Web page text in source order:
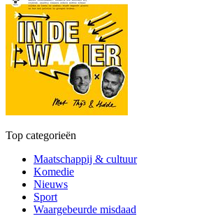
Top categorieën
Maatschappij & cultuur
Komedie
Nieuws
Sport
Waargebeurde misdaad